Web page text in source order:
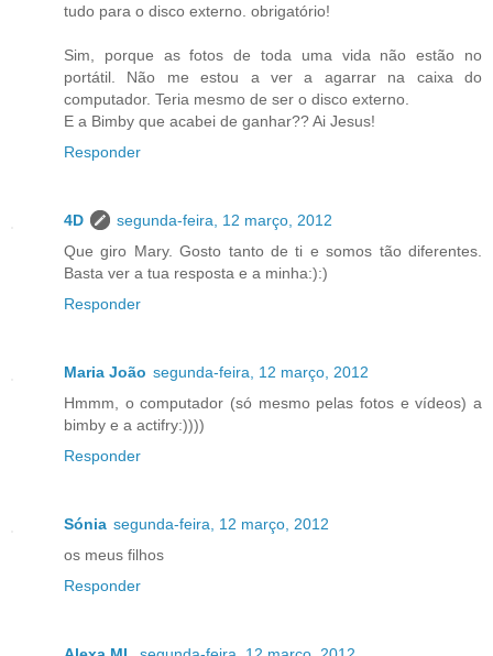
tudo para o disco externo. obrigatório!
Sim, porque as fotos de toda uma vida não estão no
portátil. Não me estou a ver a agarrar na caixa do
computador. Teria mesmo de ser o disco externo.
E a Bimby que acabei de ganhar?? Ai Jesus!
Responder
4D
segunda-feira, 12 março, 2012
Que giro Mary. Gosto tanto de ti e somos tão diferentes.
Basta ver a tua resposta e a minha:):)
Responder
Maria João segunda-feira, 12 março, 2012
Hmmm, o computador (só mesmo pelas fotos e vídeos) a
bimby e a actifry:))))
Responder
Sónia segunda-feira, 12 março, 2012
os meus filhos
Responder